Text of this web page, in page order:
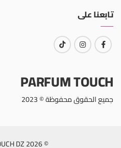
تابعنا على
PARFUM TOUCH
جميع الحقوق محفوظة © 2023
© 2026 PARFUM TOUCH DZ